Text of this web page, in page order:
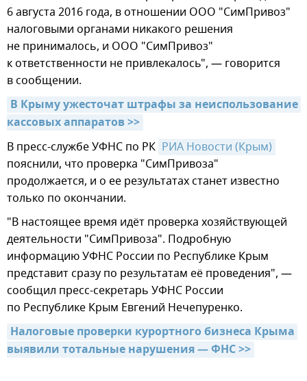
6 августа 2016 года, в отношении OOO "СимПривоз"
налоговыми органами никакого решения
не принималось, и OOO "СимПривоз"
к ответственности не привлекалось", — говорится
в сообщении.
В Крыму ужесточат штрафы за неиспользование
кассовых аппаратов >>
В пресс-службе УФНС по РК РИА Новости (Крым)
пояснили, что проверка "СимПривоза"
продолжается, и о ее результатах станет известно
только по окончании.
"В настоящее время идёт проверка хозяйствующей
деятельности "СимПривоза". Подробную
информацию УФНС России по Республике Крым
представит сразу по результатам её проведения", —
сообщил пресс-секретарь УФНС России
по Республике Крым Евгений Нечепуренко.
Налоговые проверки курортного бизнеса Крыма
выявили тотальные нарушения — ФНС >>